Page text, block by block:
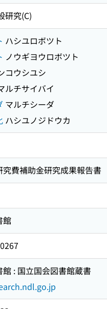
研究(C)
ハシユロボツト
ノウギヨウロボツト
コウシユシ
ルチサイバイ
マルチシーダ
ハシユノジドウカ
費補助金研究成果報告書
館
: 国立国会図書館蔵書